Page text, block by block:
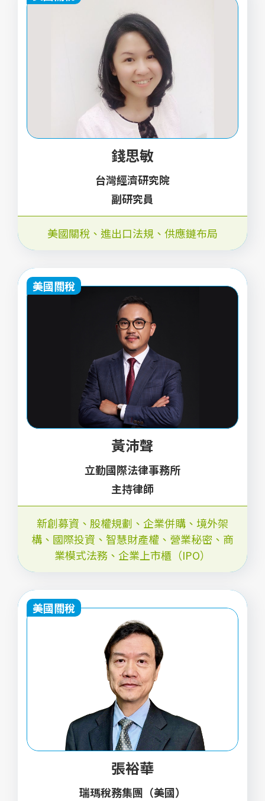
錢思敏
台灣經濟研究院
副研究員
美國關稅、進出口法規、供應鏈布局
美國關稅
黃沛聲
立勤國際法律事務所
主持律師
新創募資、股權規劃、企業併購、境外架
構、國際投資、智慧財產權、營業秘密、商
業模式法務、企業上市櫃（IPO）
美國關稅
張裕華
瑞瑪稅務集團（美國）